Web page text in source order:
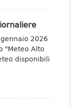
2026
"Meteo Alto
disponibili